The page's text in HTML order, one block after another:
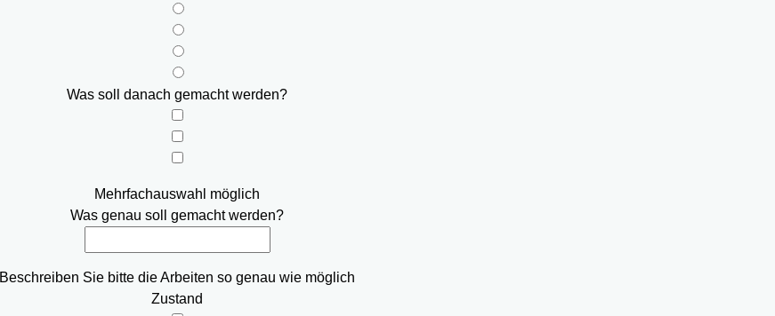
Was soll danach gemacht werden?
Mehrfachauswahl möglich
Was genau soll gemacht werden?
Beschreiben Sie bitte die Arbeiten so genau wie möglich
Zustand